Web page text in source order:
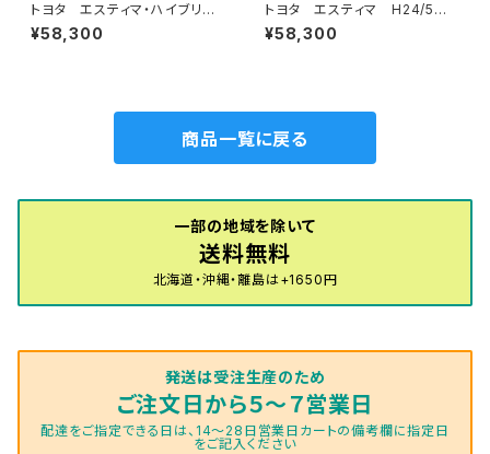
トヨタ エスティマ・ハイブリッ
ド H24/5〜R1/10（後期） 20
系 フロアマット一式 カーマッ
¥58,300
トヨタ エスティマ H24/5〜R
1/10（後期） 50系 フロアマッ
ト一式 カーマット 神戸タータ
¥58,300
商品一覧に戻る
一部の地域を除いて
送料無料
北海道・沖縄・離島は+1650円
発送は受注生産のため
ご注文日から５～７営業日
配達をご指定できる日は、14～28日営業日カートの備考欄に指定日
をご記入ください